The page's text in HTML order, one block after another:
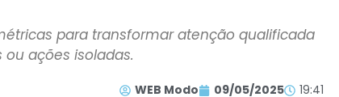
para transformar atenção qualificada
ações isoladas.
WEB Modo 09/05/2025 19:41